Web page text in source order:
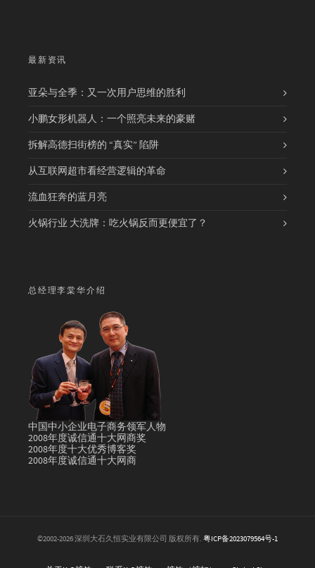
最新资讯
亚朵与全季：又一次用户思维的胜利
小鹏女形机器人：一个照亮未来的豪赌
拆解高德扫街榜的 “真实” 陷阱
从互联网超市看经营逻辑的革命
流血狂奔的蓝月亮
火锅行业 大洗牌：吃火锅反而更便宜了？
总经理李棠华介绍
中国中小企业电子商务领军人物
2008年度诚信通十大网商奖
2008年度十大优秀博客奖
2008年度诚信通十大网商
©2002-2026 深圳大石久恒实业有限公司 版权所有. 粤ICP备2023079564号-1